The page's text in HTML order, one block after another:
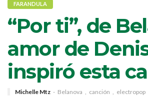
FARANDULA
“Por ti”, de
amor de
inspiró esta
Michelle Mtz Belanova canción electropop